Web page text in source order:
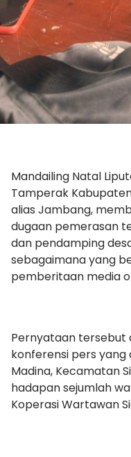
Mandailing Natal
Tamperak
alias Jambang,
dugaan pemerasan
dan pendamping
sebagaimana yang
pemberitaan media
Pernyataan tersebut
konferensi pers yang
Madina, Kecamatan
hadapan sejumlah
Koperasi Wartawan